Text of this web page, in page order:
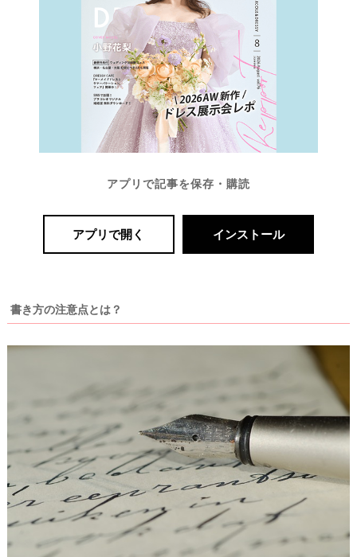
アプリで記事を保存・購読
アプリで開く インストール
書き方の注意点とは？
り
P
L
E
&
R
式
サ
イ
ト
▶